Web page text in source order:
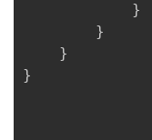
}
}
}
}